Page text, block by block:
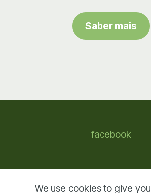
Saber mais
facebook
We use cookies to give